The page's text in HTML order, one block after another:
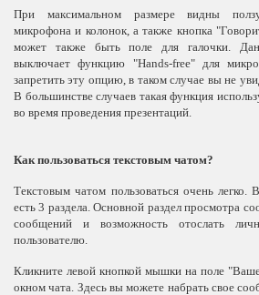
При максимальном размере видны
микрофона и колонок, а также кнопка
может также быть поле для галочки.
выключает функцию "Hands-free" для
запретить эту опцию, в таком случае вы не
В большинстве случаев такая функция
во время проведения презентаций.
Как пользоваться текстовым чатом?
Текстовым чатом пользоваться очень легко.
есть 3 раздела. Основной раздел просмотра
сообщений и возможность отослать
пользователю.
Кликните левой кнопкой мышки на поле
окном чата. Здесь вы можете набрать свое